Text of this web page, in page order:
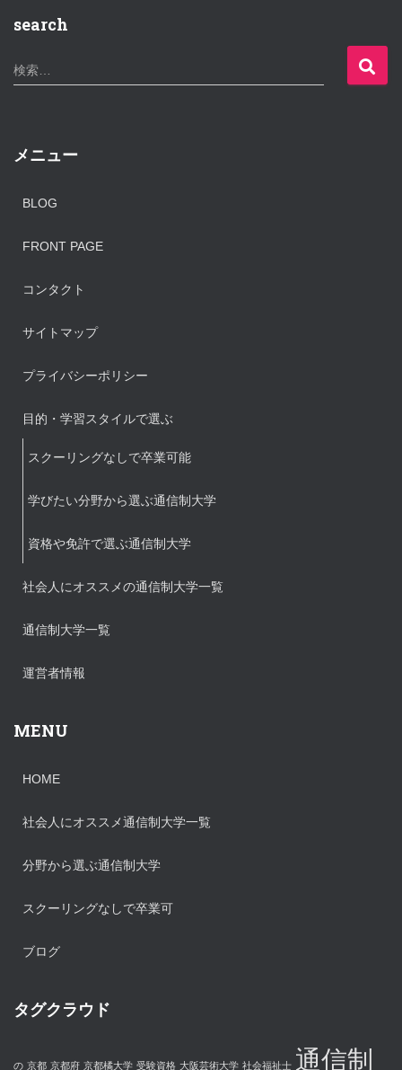
search
検
索
検索…
メニュー
BLOG
FRONT PAGE
コンタクト
サイトマップ
プライバシーポリシー
目的・学習スタイルで選ぶ
スクーリングなしで卒業可能
学びたい分野から選ぶ通信制大学
資格や免許で選ぶ通信制大学
社会人にオススメの通信制大学一覧
通信制大学一覧
運営者情報
MENU
HOME
社会人にオススメ通信制大学一覧
分野から選ぶ通信制大学
スクーリングなしで卒業可
ブログ
タグクラウド
の 京都 京都府 京都橘大学 受験資格 大阪芸術大学 社会福祉士 通信制